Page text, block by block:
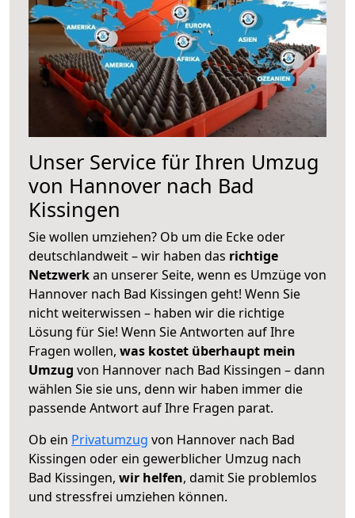
Unser Service für Ihren Umzug
von Hannover nach Bad
Kissingen
Sie wollen umziehen? Ob um die Ecke oder
deutschlandweit – wir haben das richtige
Netzwerkan unserer Seite, wenn es Umzüge von
Hannover nach Bad Kissingen geht! Wenn Sie
nicht weiterwissen – haben wir die richtige
Lösung für Sie! Wenn Sie Antworten auf Ihre
Fragen wollen, was kostet überhaupt mein
Umzug von Hannover nach Bad Kissingen – dann
wählen Sie sie uns, denn wir haben immer die
passende Antwort auf Ihre Fragen parat.
Ob ein Privatumzug von Hannover nach Bad
Kissingen oder ein gewerblicher Umzug nach
Bad Kissingen, wir helfen, damit Sie problemlos
und stressfrei umziehen können.